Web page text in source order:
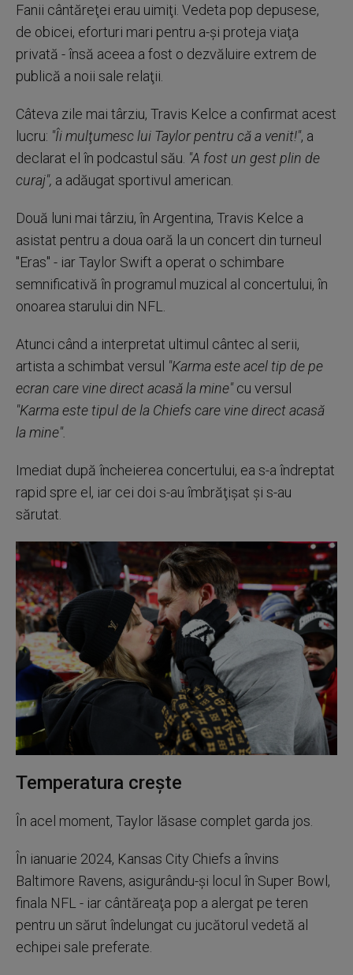
Fanii cântăreţei erau uimiţi. Vedeta pop depusese,
de obicei, eforturi mari pentru a-şi proteja viaţa
privată - însă aceea a fost o dezvăluire extrem de
publică a noii sale relaţii.
Câteva zile mai târziu, Travis Kelce a confirmat acest
lucru: "Îi mulţumesc lui Taylor pentru că a venit!", a
declarat el în podcastul său. "A fost un gest plin de
curaj", a adăugat sportivul american.
Două luni mai târziu, în Argentina, Travis Kelce a
asistat pentru a doua oară la un concert din turneul
"Eras" - iar Taylor Swift a operat o schimbare
semnificativă în programul muzical al concertului, în
onoarea starului din NFL.
Atunci când a interpretat ultimul cântec al serii,
artista a schimbat versul "Karma este acel tip de pe
ecran care vine direct acasă la mine"cu versul
"Karma este tipul de la Chiefs care vine direct acasă
la mine".
Imediat după încheierea concertului, ea s-a îndreptat
rapid spre el, iar cei doi s-au îmbrăţişat şi s-au
sărutat.
Temperatura creşte
În acel moment, Taylor lăsase complet garda jos.
În ianuarie 2024, Kansas City Chiefs a învins
Baltimore Ravens, asigurându-şi locul în Super Bowl,
finala NFL - iar cântăreaţa pop a alergat pe teren
pentru un sărut îndelungat cu jucătorul vedetă al
echipei sale preferate.